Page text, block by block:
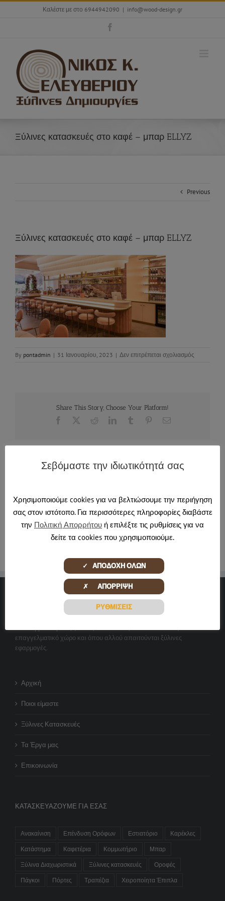
Skip
Καλέστε με στο 6944942090 | info@wood-design.gr
Ξύλινες κατασκευές στο καφέ – μπαρ ELLYZ
Previous
Ξύλινες κατασκευές στο καφέ – μπαρ ELLYZ
By pontadmin | 31 Ιανουαρίου, 2023 | Δεν επιτρέπεται σχολιασμός
Share This Story, Choose Your Platform!
Facebook RedditLinkedInTumblr PinterestEmail
ΞΎΛΙΝΕΣ ΔΗΜΙΟΥΡΓΊΕΣ
επαγγελματικό χώρο και όπου αλλού απαιτούνται ξύλινες
εφαρμογές.
Αρχική
Ποιοι είμαστε
Ξύλινες Κατασκευές
Τα Έργα μας
Επικοινωνία
ΚΑΤΑΣΚΕΥΆΖΟΥΜΕ ΓΙΑ ΕΣΆΣ
Ανακαίνιση Επένδυση Ορόφων Εστιατόριο Καρέκλες
Κατάστημα Καφετέρια Κομμωτήριο Μπαρ
Ξύλινα Διαχωριστικά Ξύλινες κατασκευές Οροφές
Πάγκοι Πόρτες Τραπέζια Χειροποίητα Έπιπλα
Σεβόμαστε την ιδιωτικότητά σας
Χρησιμοποιούμε cookies για να βελτιώσουμε την περιήγηση
σας στον ιστότοπο. Για περισσότερες πληροφορίες διαβάστε
την Πολιτική Απορρήτου ή επιλέξτε τις ρυθμίσεις για να
δείτε τα cookies που χρησιμοποιούμε.
ΡΥΘΜΙΣΕΙΣ
✓ ΑΠΟΔΟΧΗ ΟΛΩΝ
✗ ΑΠΟΡΡΙΨΗ